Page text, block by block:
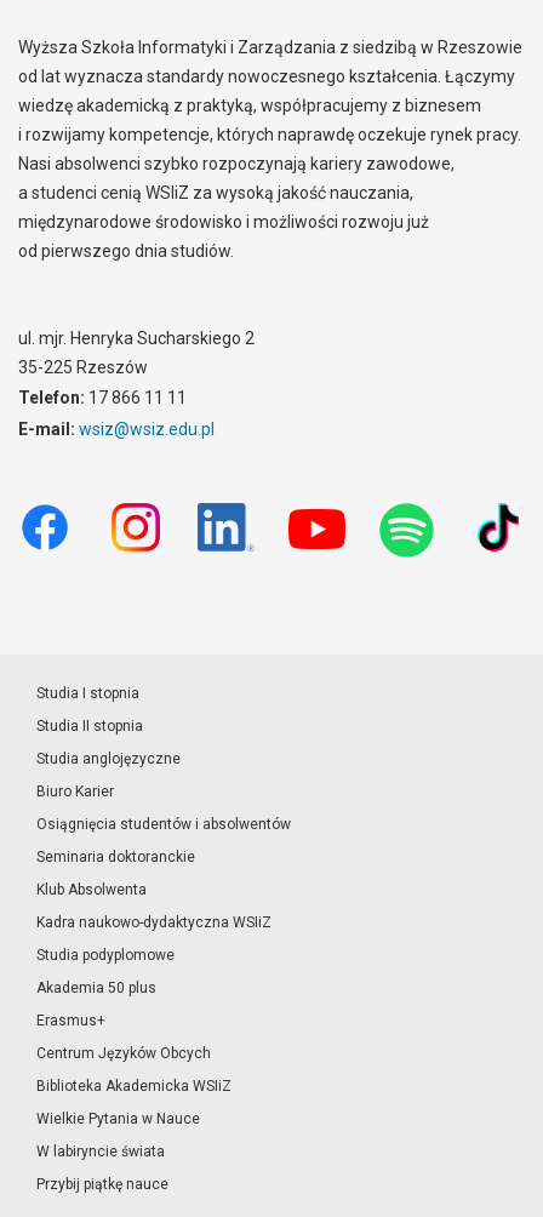
Wyższa Szkoła Informatyki i Zarządzania z siedzibą w Rzeszowie
od lat wyznacza standardy nowoczesnego kształcenia. Łączymy
wiedzę akademicką z praktyką, współpracujemy z biznesem
i rozwijamy kompetencje, których naprawdę oczekuje rynek pracy.
Nasi absolwenci szybko rozpoczynają kariery zawodowe,
a studenci cenią WSIiZ za wysoką jakość nauczania,
międzynarodowe środowisko i możliwości rozwoju już
od pierwszego dnia studiów.
ul. mjr. Henryka Sucharskiego 2
35-225 Rzeszów
Telefon: 17 866 11 11
E-mail: wsiz@wsiz.edu.pl
Studia I stopnia
Studia II stopnia
Studia anglojęzyczne
Biuro Karier
Osiągnięcia studentów i absolwentów
Seminaria doktoranckie
Klub Absolwenta
Kadra naukowo-dydaktyczna WSIiZ
Studia podyplomowe
Akademia 50 plus
Erasmus+
Centrum Języków Obcych
Biblioteka Akademicka WSIiZ
Wielkie Pytania w Nauce
W labiryncie świata
Przybij piątkę nauce